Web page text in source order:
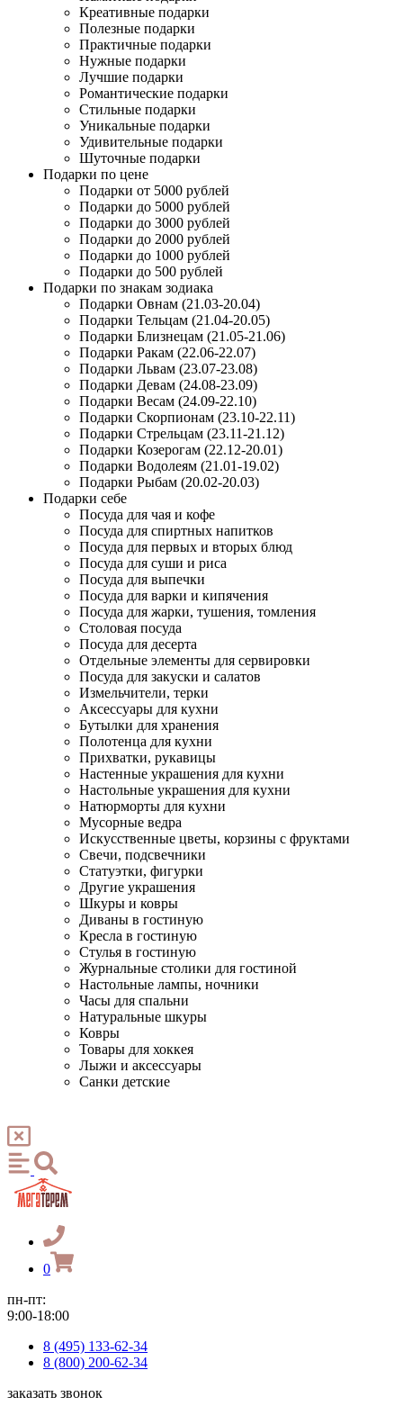
Креативные подарки
Полезные подарки
Практичные подарки
Нужные подарки
Лучшие подарки
Романтические подарки
Стильные подарки
Уникальные подарки
Удивительные подарки
Шуточные подарки
Подарки по цене
Подарки от 5000 рублей
Подарки до 5000 рублей
Подарки до 3000 рублей
Подарки до 2000 рублей
Подарки до 1000 рублей
Подарки до 500 рублей
Подарки по знакам зодиака
Подарки Овнам (21.03-20.04)
Подарки Тельцам (21.04-20.05)
Подарки Близнецам (21.05-21.06)
Подарки Ракам (22.06-22.07)
Подарки Львам (23.07-23.08)
Подарки Девам (24.08-23.09)
Подарки Весам (24.09-22.10)
Подарки Скорпионам (23.10-22.11)
Подарки Стрельцам (23.11-21.12)
Подарки Козерогам (22.12-20.01)
Подарки Водолеям (21.01-19.02)
Подарки Рыбам (20.02-20.03)
Подарки себе
Посуда для чая и кофе
Посуда для спиртных напитков
Посуда для первых и вторых блюд
Посуда для суши и риса
Посуда для выпечки
Посуда для варки и кипячения
Посуда для жарки, тушения, томления
Столовая посуда
Посуда для десерта
Отдельные элементы для сервировки
Посуда для закуски и салатов
Измельчители, терки
Аксессуары для кухни
Бутылки для хранения
Полотенца для кухни
Прихватки, рукавицы
Настенные украшения для кухни
Настольные украшения для кухни
Натюрморты для кухни
Мусорные ведра
Искусственные цветы, корзины с фруктами
Свечи, подсвечники
Статуэтки, фигурки
Другие украшения
Шкуры и ковры
Диваны в гостиную
Кресла в гостиную
Стулья в гостиную
Журнальные столики для гостиной
Настольные лампы, ночники
Часы для спальни
Натуральные шкуры
Ковры
Товары для хоккея
Лыжи и аксессуары
Санки детские
0
пн-пт:
9:00-18:00
8 (495) 133-62-34
8 (800) 200-62-34
заказать звонок